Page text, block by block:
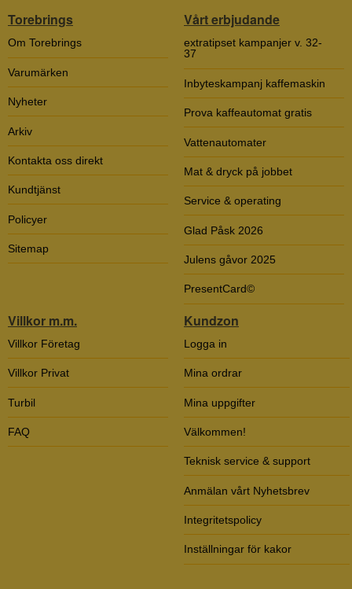
Torebrings
Om Torebrings
Varumärken
Nyheter
Arkiv
Kontakta oss direkt
Kundtjänst
Policyer
Sitemap
Vårt erbjudande
extratipset kampanjer v. 32-
37
Inbyteskampanj kaffemaskin
Prova kaffeautomat gratis
Vattenautomater
Mat & dryck på jobbet
Service & operating
Glad Påsk 2026
Julens gåvor 2025
PresentCard©
Villkor m.m.
Villkor Företag
Villkor Privat
Turbil
FAQ
Kundzon
Logga in
Mina ordrar
Mina uppgifter
Välkommen!
Teknisk service & support
Anmälan vårt Nyhetsbrev
Integritetspolicy
Inställningar för kakor